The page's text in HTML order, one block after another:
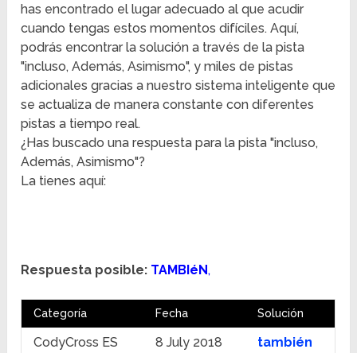
has encontrado el lugar adecuado al que acudir
cuando tengas estos momentos difíciles. Aquí,
podrás encontrar la solución a través de la pista
"incluso, Además, Asimismo", y miles de pistas
adicionales gracias a nuestro sistema inteligente que
se actualiza de manera constante con diferentes
pistas a tiempo real.
¿Has buscado una respuesta para la pista "incluso,
Además, Asimismo"?
La tienes aquí:
Respuesta posible: TAMBIéN,
Categoría Fecha Solución
CodyCross ES 8 July 2018 también